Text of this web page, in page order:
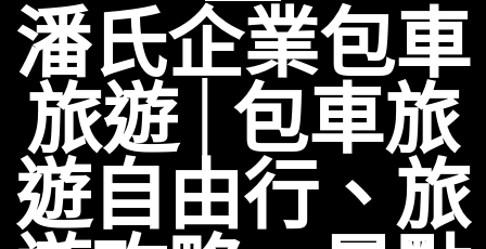
潘氏企業包車
旅遊│包車旅
遊自由行、旅